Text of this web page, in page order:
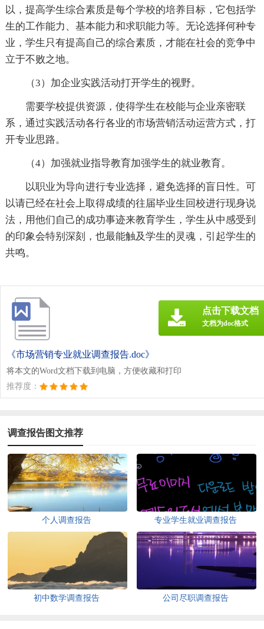
以，提高学生综合素质是每个学校的培养目标，它包括学
生的工作能力、基本能力和求职能力等。无论选择何种专
业，学生只有提高自己的综合素质，才能在社会的竞争中
立于不败之地。
（3）加企业实践活动打开学生的视野。
需要学校提供资源，使得学生在校能与企业亲密联
系，通过实践活动各行各业的市场营销活动运营方式，打
开专业思路。
（4）加强就业指导教育加强学生的就业教育。
以职业为导向进行专业选择，避免选择的盲日性。可
以请已经在社会上取得成绩的往届毕业生回校进行现身说
法，用他们自己的成功事迹来教育学生，学生从中感受到
的印象会特别深刻，也最能触及学生的灵魂，引起学生的
共鸣。
《市场营销专业就业调查报告.doc》
将本文的Word文档下载到电脑，方便收藏和打印
推荐度：
点击下载文档
文档为doc格式
调查报告图文推荐
个人调查报告 专业学生就业调查报告
初中数学调查报告 公司尽职调查报告